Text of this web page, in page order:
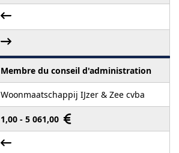
Membre du conseil d'administration
Woonmaatschappij IJzer & Zee cvba
1,00 - 5 061,00